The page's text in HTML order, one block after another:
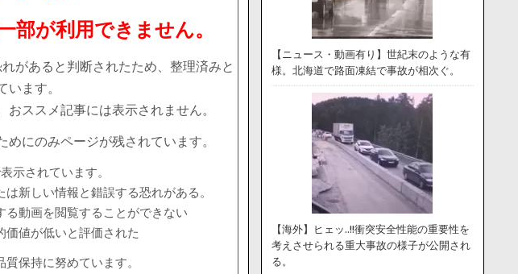
部が利用できません。
があると判断されたため、整理済みと
います。
ススメ記事には表示されません。
にのみページが残されています。
示されています。
新しい情報と錯誤する恐れがある。
動画を閲覧することができない
値が低いと評価された
保持に努めています。
【ニュース・動画有り】世紀末のような有
様。北海道で路面凍結で事故が相次ぐ。
【海外】ヒェッ..!!衝突安全性能の重要性を
考えさせられる重大事故の様子が公開され
る。